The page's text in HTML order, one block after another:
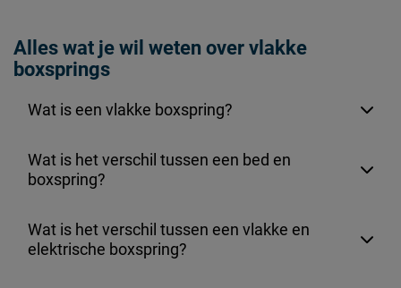
Alles wat je wil weten over vlakke
boxsprings
Wat is een vlakke boxspring?
Wat is het verschil tussen een bed en
boxspring?
Wat is het verschil tussen een vlakke en
elektrische boxspring?